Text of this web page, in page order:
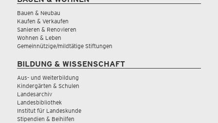
Bauen & Neubau
Kaufen & Verkaufen
Sanieren & Renovieren
Wohnen & Leben
Gemeinnützige/mildtätige Stiftungen
BILDUNG & WISSENSCHAFT
Aus- und Weiterbildung
Kindergärten & Schulen
Landesarchiv
Landesbibliothek
Institut für Landeskunde
Stipendien & Beihilfen